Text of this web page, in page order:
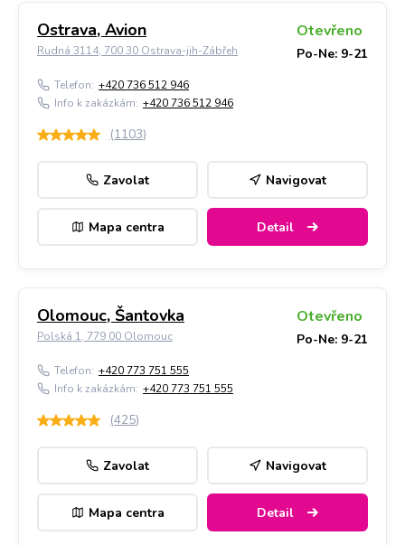
Ostrava, Avion
Rudná 3114, 700 30 Ostrava-jih-Zábřeh
Otevřeno
Po-Ne: 9-21
Telefon: +420 736 512 946
Info k zakázkám: +420 736 512 946
(1103)
Zavolat Navigovat
Mapa centra Detail
Olomouc, Šantovka
Polská 1, 779 00 Olomouc
Otevřeno
Po-Ne: 9-21
Telefon: +420 773 751 555
Info k zakázkám: +420 773 751 555
(425)
Zavolat Navigovat
Mapa centra Detail